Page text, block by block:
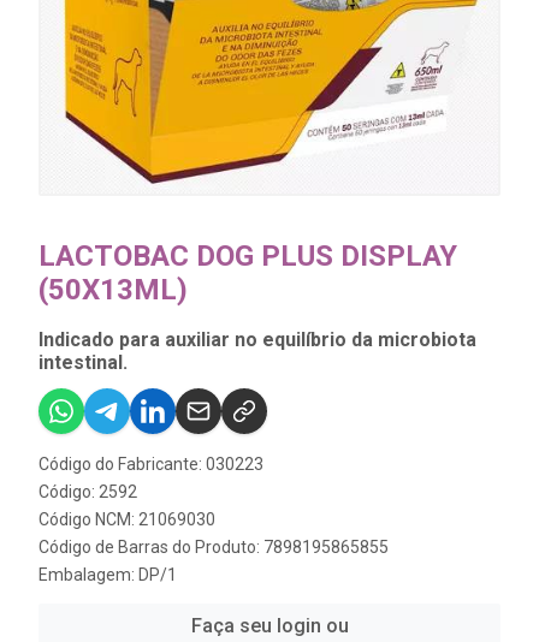
LACTOBAC DOG PLUS DISPLAY
(50X13ML)
Indicado para auxiliar no equilíbrio da microbiota
intestinal.
Código do Fabricante: 030223
Código: 2592
Código NCM: 21069030
Código de Barras do Produto: 7898195865855
Embalagem: DP/1
Faça seu login ou